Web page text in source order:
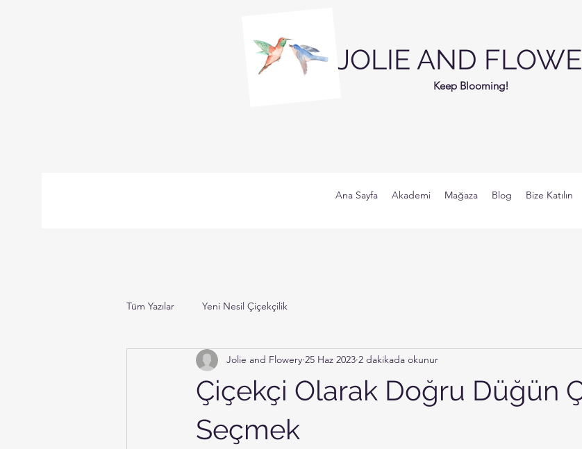
JOLIE AND
Keep Blooming!
Ana Sayfa Akademi Mağaza Blog Bize Katılın
Tüm Yazılar Yeni Nesil Çiçekçilik
Çiçekçi Olarak Doğru Düğün
Seçmek
Jolie and Flowery 25 Haz 2023 2 dakikada okunur